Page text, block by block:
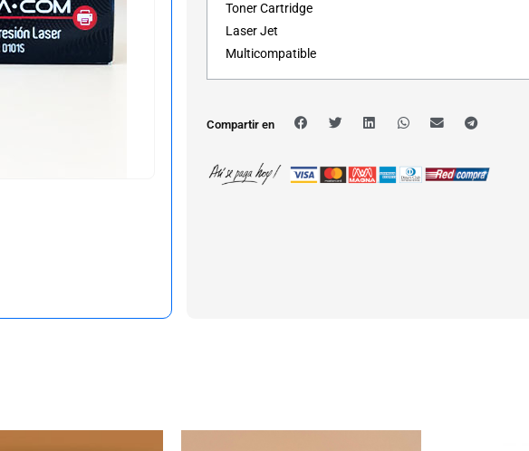
Toner Cartridge
Laser Jet
Multicompatible
Compartir en